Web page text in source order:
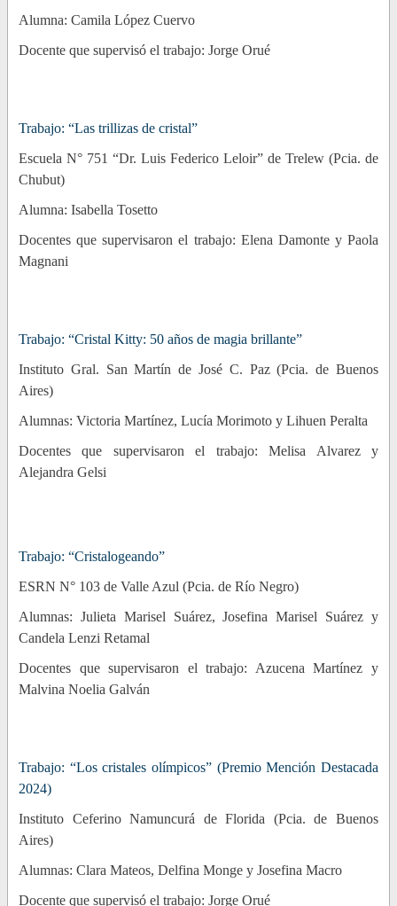
Alumna: Camila López Cuervo
Docente que supervisó el trabajo: Jorge Orué
Trabajo: “Las trillizas de cristal”
Escuela N° 751 “Dr. Luis Federico Leloir” de Trelew (Pcia. de
Chubut)
Alumna: Isabella Tosetto
Docentes que supervisaron el trabajo: Elena Damonte y Paola
Magnani
Trabajo: “Cristal Kitty: 50 años de magia brillante”
Instituto Gral. San Martín de José C. Paz (Pcia. de Buenos
Aires)
Alumnas: Victoria Martínez, Lucía Morimoto y Lihuen Peralta
Docentes que supervisaron el trabajo: Melisa Alvarez y
Alejandra Gelsi
Trabajo: “Cristalogeando”
ESRN N° 103 de Valle Azul (Pcia. de Río Negro)
Alumnas: Julieta Marisel Suárez, Josefina Marisel Suárez y
Candela Lenzi Retamal
Docentes que supervisaron el trabajo: Azucena Martínez y
Malvina Noelia Galván
Trabajo: “Los cristales olímpicos” (Premio Mención Destacada
2024)
Instituto Ceferino Namuncurá de Florida (Pcia. de Buenos
Aires)
Alumnas: Clara Mateos, Delfina Monge y Josefina Macro
Docente que supervisó el trabajo: Jorge Orué